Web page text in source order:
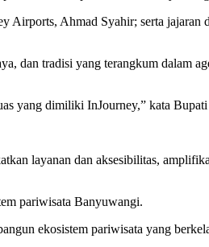
Airports, Ahmad Syahir; serta jajaran
dan tradisi yang terangkum dalam
yang dimiliki InJourney,” kata
layanan dan aksesibilitas,
pariwisata Banyuwangi.
ekosistem pariwisata yang